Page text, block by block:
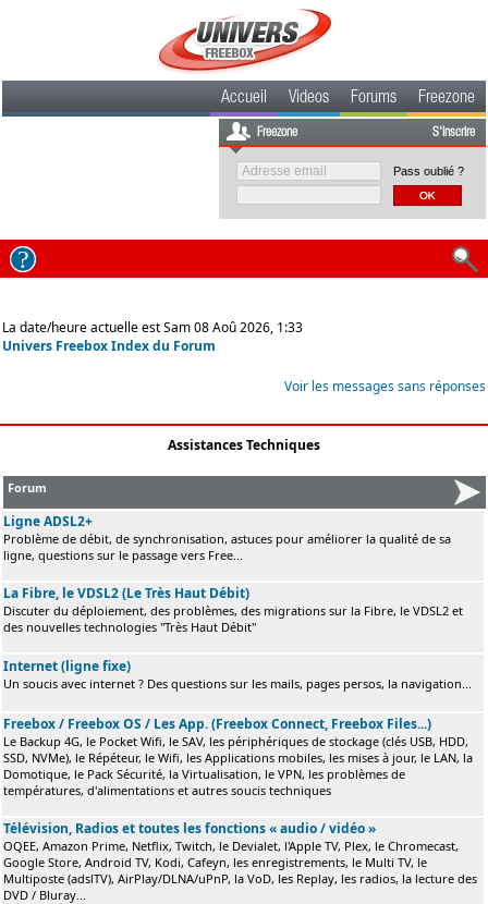
Accueil Videos Forums Freezone
Freezone S'inscrire
Pass oublié ?
La date/heure actuelle est Sam 08 Aoû 2026, 1:33
Univers Freebox Index du Forum
Voir les messages sans réponses
Assistances Techniques
Forum
Ligne ADSL2+
Problème de débit, de synchronisation, astuces pour améliorer la qualité de sa
ligne, questions sur le passage vers Free...
La Fibre, le VDSL2 (Le Très Haut Débit)
Discuter du déploiement, des problèmes, des migrations sur la Fibre, le VDSL2 et
des nouvelles technologies "Très Haut Débit"
Internet (ligne fixe)
Un soucis avec internet ? Des questions sur les mails, pages persos, la navigation...
Freebox / Freebox OS / Les App. (Freebox Connect, Freebox Files...)
Le Backup 4G, le Pocket Wifi, le SAV, les périphériques de stockage (clés USB, HDD,
SSD, NVMe), le Répéteur, le Wifi, les Applications mobiles, les mises à jour, le LAN, la
Domotique, le Pack Sécurité, la Virtualisation, le VPN, les problèmes de
températures, d'alimentations et autres soucis techniques
Télévision, Radios et toutes les fonctions « audio / vidéo »
OQEE, Amazon Prime, Netflix, Twitch, le Devialet, l'Apple TV, Plex, le Chromecast,
Google Store, Android TV, Kodi, Cafeyn, les enregistrements, le Multi TV, le
Multiposte (adslTV), AirPlay/DLNA/uPnP, la VoD, les Replay, les radios, la lecture des
DVD / Bluray...